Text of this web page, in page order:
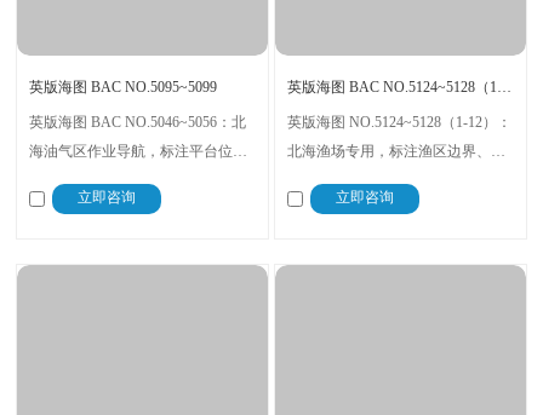
英版海图 BAC NO.5095~5099
英版海图 BAC NO.5046~5056：北
海油气区作业导航，标注平台位
据，适配工程船，保障油气运输航
立即咨询
英版海图 NO.5124~5128（1-12）：
北海渔场专用，标注渔区边界、避
近海渔船，售后提供数据更新咨
立即咨询